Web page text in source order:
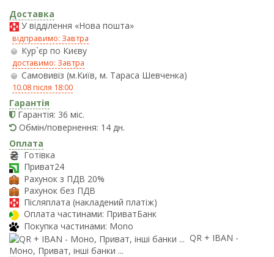
Доставка
У відділення «Нова пошта»
відправимо: Завтра
Кур`єр по Києву
доставимо: Завтра
Самовивіз (м.Київ, м. Тараса Шевченка)
10.08 після 18:00
Гарантія
Гарантія: 36 міс.
Обмін/повернення: 14 дн.
Оплата
Готівка
Приват24
Рахунок з ПДВ 20%
Рахунок без ПДВ
Післяплата (накладений платіж)
Оплата частинами: ПриватБанк
Покупка частинами: Mono
QR + IBAN -
Моно, Приват, інші банки ...